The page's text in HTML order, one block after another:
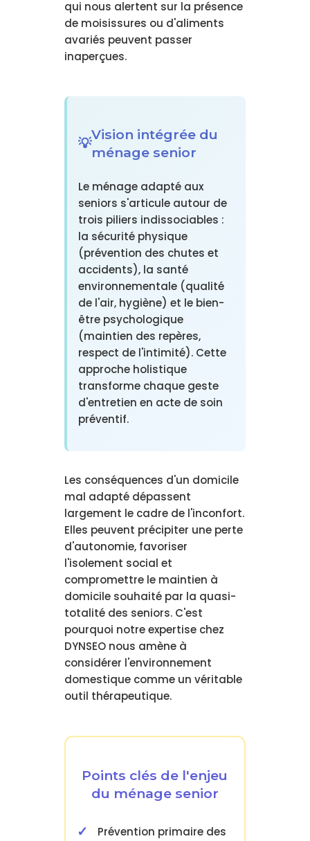
qui nous alertent sur la présence
de moisissures ou d'aliments
avariés peuvent passer
inaperçues.
Vision intégrée du
ménage senior
Le ménage adapté aux
seniors s'articule autour de
trois piliers indissociables :
la sécurité physique
(prévention des chutes et
accidents), la santé
environnementale (qualité
de l'air, hygiène) et le bien-
être psychologique
(maintien des repères,
respect de l'intimité). Cette
approche holistique
transforme chaque geste
d'entretien en acte de soin
préventif.
Les conséquences d'un domicile
mal adapté dépassent
largement le cadre de l'inconfort.
Elles peuvent précipiter une perte
d'autonomie, favoriser
l'isolement social et
compromettre le maintien à
domicile souhaité par la quasi-
totalité des seniors. C'est
pourquoi notre expertise chez
DYNSEO nous amène à
considérer l'environnement
domestique comme un véritable
outil thérapeutique.
Points clés de l'enjeu
du ménage senior
Prévention primaire des